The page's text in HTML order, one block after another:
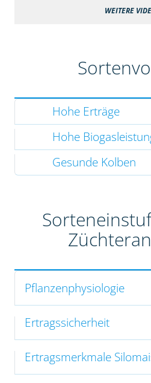
WEITERE
Hohe Erträge
Hohe
Gesunde Kolben
Pflanzenphysiologie
Ertragssicherheit
Ertragsmerkmale